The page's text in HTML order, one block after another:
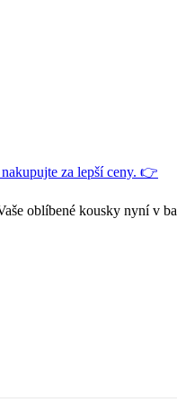
za lepší ceny. 👉
oblíbené kousky nyní v